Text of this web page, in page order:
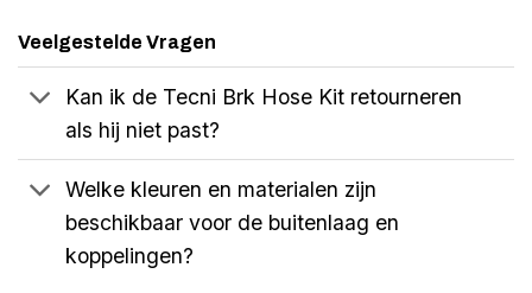
Veelgestelde Vragen
Kan ik de Tecni Brk Hose Kit retourneren
als hij niet past?
Welke kleuren en materialen zijn
beschikbaar voor de buitenlaag en
koppelingen?